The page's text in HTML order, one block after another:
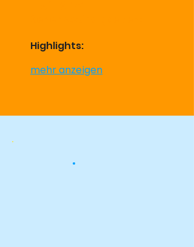
Highlights:
mehr anzeigen